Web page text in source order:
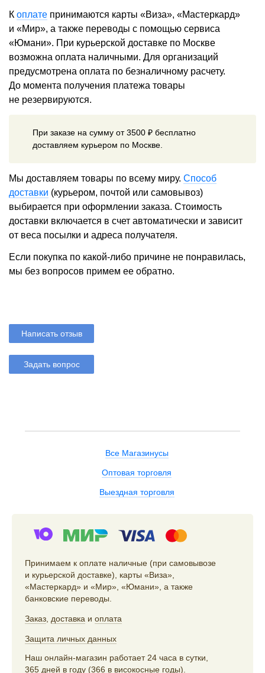
К оплате принимаются карты «Виза», «Мастеркард»
и «Мир», а также переводы с помощью сервиса
«Юмани». При курьерской доставке по Москве
возможна оплата наличными. Для организаций
предусмотрена оплата по безналичному расчету.
До момента получения платежа товары
не резервируются.
При заказе на сумму от 3500 ₽ бесплатно
доставляем курьером по Москве.
Мы доставляем товары по всему миру. Способ
доставки (курьером, почтой или самовывоз)
выбирается при оформлении заказа. Стоимость
доставки включается в счет автоматически и зависит
от веса посылки и адреса получателя.
Если покупка по какой-либо причине не понравилась,
мы без вопросов примем ее обратно.
Написать отзыв
Задать вопрос
Все Магазинусы
Оптовая торговля
Выездная торговля
Принимаем к оплате наличные (при самовывозе
и курьерской доставке), карты «Виза»,
«Мастеркард» и «Мир», «Юмани», а также
банковские переводы.
Заказ, доставка и оплата
Защита личных данных
Наш онлайн-магазин работает 24 часа в сутки,
365 дней в году (366 в високосные годы).